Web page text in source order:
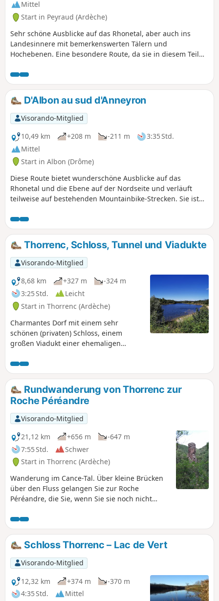
Mittel
Start in Peyraud (Ardèche)
Sehr schöne Ausblicke auf das Rhonetal, aber auch ins
Landesinnere mit bemerkenswerten Tälern und
Hochebenen. Eine besondere Route, da sie in diesem Teil
abwechseln, nur geringe Höhenunterschiede aufweist. Sie
kann für Wanderer am Nachmittag im Winter auch auf 7,6
km verkürzt werden. An alle Wanderer: Zögert nicht, Fotos
hochzuladen und dabei den Ort auf der Route anzugeben.
ACHTUNG! Ein Wanderer hat mich darauf hingewiesen,
dass man nach starken Regenfällen besonders vorsichtig
sein muss, da der Weg entlang des Baches sehr schwierig
zu begehen ist. Ich empfehle den Wanderern, vier oder
fünf Tage nach dem Regen zu warten, bevor sie diese
Wanderung unternehmen.
D'Albon au sud d'Anneyron
Visorando-Mitglied
10,49 km
+208 m -211 m
3:35 Std.
Mittel
Start in Albon (Drôme)
Diese Route bietet wunderschöne Ausblicke auf das
Rhonetal und die Ebene auf der Nordseite und verläuft
teilweise auf bestehenden Mountainbike-Strecken. Sie ist
von der meistgenutzten Route, insbesondere zwischen (7)
und (10).Zu jeder Jahreszeit zu empfehlen.AN ALLE
WANDERER, DIE MEINE WANDERROUTEN BEGEHEN: Sie
können Fotos einstellen und den Standort auf der Route
angeben.
Thorrenc, Schloss, Tunnel und Viadukte
Visorando-Mitglied
8,68 km
+327 m
-324 m
3:25 Std.
Leicht
Start in Thorrenc (Ardèche)
Charmantes Dorf mit einem sehr
schönen (privaten) Schloss, einem
großen Viadukt einer ehemaligen
Saint-Rambert d'Albon führte.
Rundwanderung von Thorrenc zur
Roche Péréandre
Visorando-Mitglied
21,12 km
+656 m
-647 m
7:55 Std.
Schwer
Start in Thorrenc (Ardèche)
Wanderung im Cance-Tal. Über kleine Brücken
über den Fluss gelangen Sie zur Roche
Péréandre, die Sie, wenn Sie sie noch nicht
Abenteuergeist wird Sie ohne zu zögern durch
den alten Eisenbahntunnel und über das
Viadukt von Thorrenc führen.
Schloss Thorrenc – Lac de Vert
Visorando-Mitglied
12,32 km
+374 m
-370 m
4:35 Std.
Mittel